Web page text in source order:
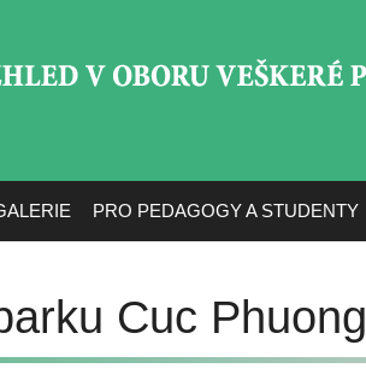
PRO PEDAGOGY A STUDENTY
Cuc Phuong